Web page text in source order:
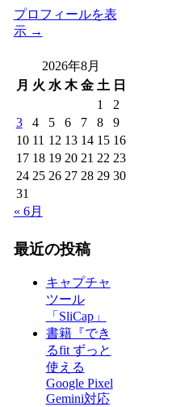
プロフィールを表
示 →
2026年8月
月 火 水 木 金 土 日
1
2
3
4 5 6 7 8
9
10 11 12 13 14 15 16
17 18 19 20 21 22 23
24 25 26 27 28 29 30
31
« 6月
最近の投稿
キャプチャ
ツール
「SliCap」
書籍『でき
るfit ずっと
使える
Google Pixel
Gemini対応